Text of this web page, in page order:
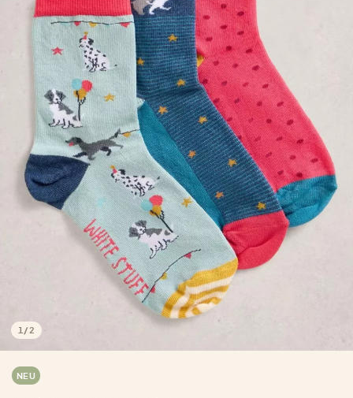
1 /2
NEU